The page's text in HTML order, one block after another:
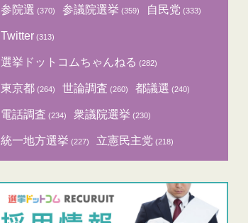
参院選 (370) 参議院選挙 (359) 自民党 (333)
Twitter (313)
選挙ドットコムちゃんねる (282)
東京都 (264) 世論調査 (260) 都議選 (240)
電話調査 (234) 衆議院選挙 (230)
統一地方選挙 (227) 立憲民主党 (218)